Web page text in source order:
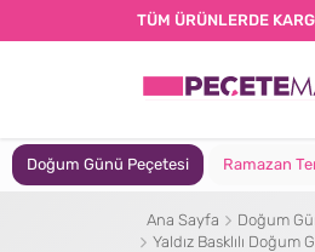
TÜM ÜRÜNLERDE
Doğum Günü Peçetesi Ramazan
Ana Sayfa
Doğum
Yaldız Basklılı Doğum